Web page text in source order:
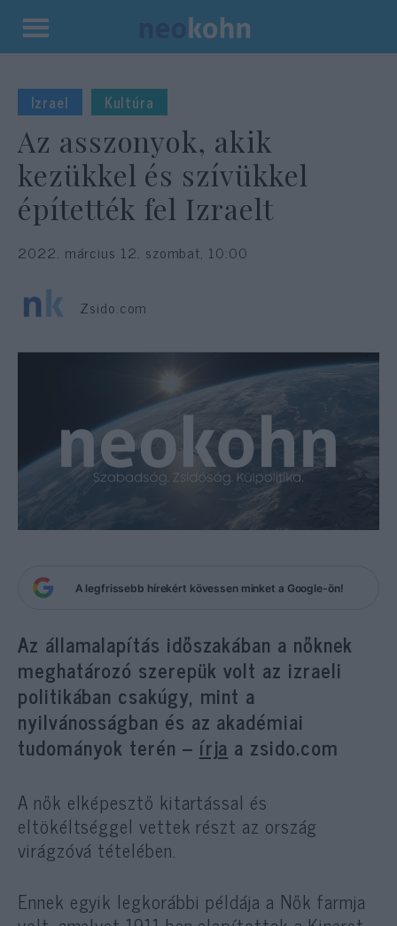
Kilépés
tartalomba
Izrael Kultúra
Az asszonyok, akik
kezükkel és szívükkel
építették fel Izraelt
2022. március 12. szombat, 10:00
Zsido.com
A legfrissebb hírekért kövessen minket a Google-ön!
Az államalapítás időszakában a nőknek
meghatározó szerepük volt az izraeli
politikában csakúgy, mint a
nyilvánosságban és az akadémiai
tudományok terén – írja a zsido.com
A nők elképesztő kitartással és
eltökéltséggel vettek részt az ország
virágzóvá tételében.
Ennek egyik legkorábbi példája a Nők farmja